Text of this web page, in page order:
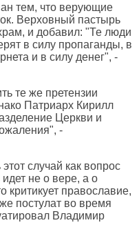
тем, что верующие
Верховный пастырь
и добавил: "Те люди
в силу пропаганды, в
и в силу денег", -
те же претензии
Патриарх Кирилл
Церкви и
-
случай как вопрос
не о вере, а о
критикует православие,
постулат во время
Владимир